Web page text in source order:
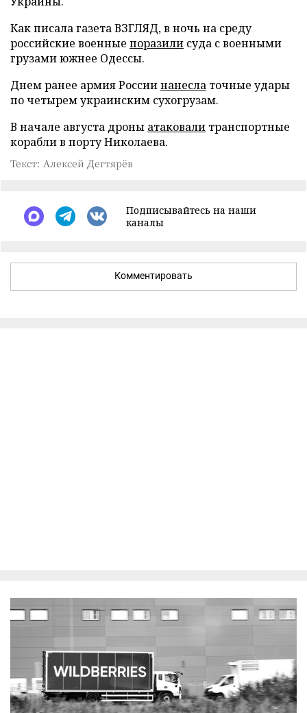
Как писала газета ВЗГЛЯД, в ночь на среду
российские военные поразили суда с военными
грузами южнее Одессы.
Днем ранее армия Россиинанесла точные удары
по четырем украинским сухогрузам.
В начале августа дроны атаковали транспортные
корабли в порту Николаева.
Текст: Алексей Дегтярёв
Подписывайтесь на наши
каналы
Комментировать